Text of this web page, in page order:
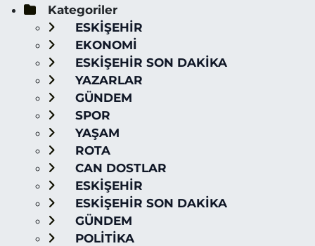
Kategoriler
ESKİŞEHİR
EKONOMİ
ESKİŞEHİR SON DAKİKA
YAZARLAR
GÜNDEM
SPOR
YAŞAM
ROTA
CAN DOSTLAR
ESKİŞEHİR
ESKİŞEHİR SON DAKİKA
GÜNDEM
POLİTİKA